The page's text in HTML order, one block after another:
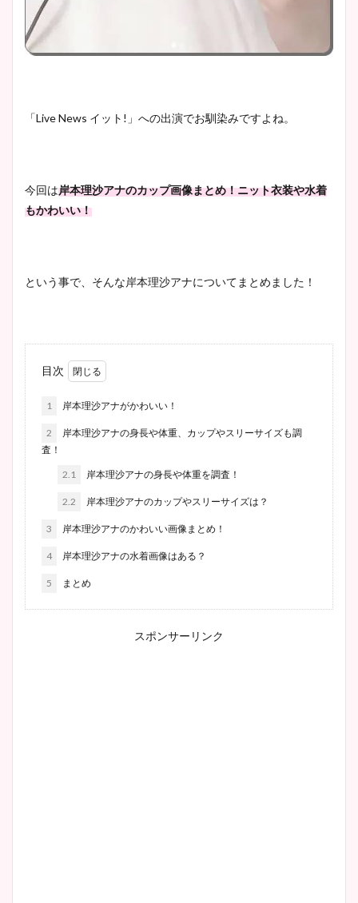
「Live News イット!」への出演でお馴染みですよね。
今回は岸本理沙アナのカップ画像まとめ！ニット衣装や水着
もかわいい！
という事で、そんな岸本理沙アナについてまとめました！
目次
1 岸本理沙アナがかわいい！
2
岸本理沙アナの身長や体重、カップやスリーサイズも調
査！
2.1 岸本理沙アナの身長や体重を調査！
2.2 岸本理沙アナのカップやスリーサイズは？
3 岸本理沙アナのかわいい画像まとめ！
4 岸本理沙アナの水着画像はある？
5 まとめ
スポンサーリンク